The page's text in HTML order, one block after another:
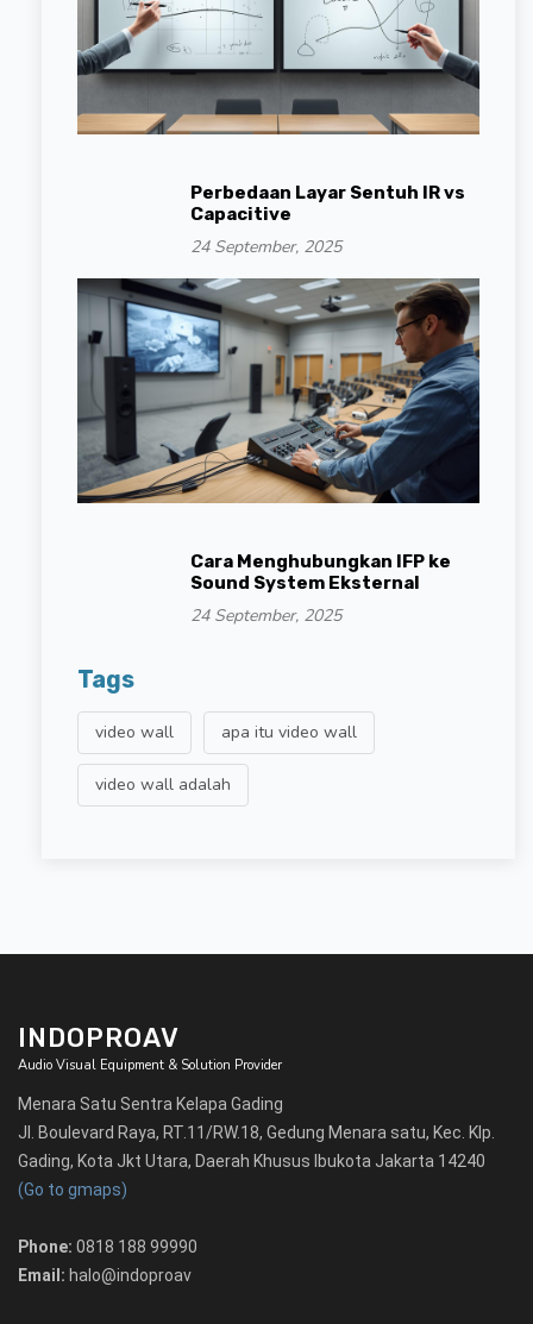
Perbedaan Layar Sentuh IR vs
Capacitive
24 September, 2025
Cara Menghubungkan IFP ke
Sound System Eksternal
24 September, 2025
Tags
video wall apa itu video wall
video wall adalah
INDOPROAV
Audio Visual Equipment & Solution Provider
Menara Satu Sentra Kelapa Gading
Jl. Boulevard Raya, RT.11/RW.18, Gedung Menara satu, Kec. Klp.
Gading, Kota Jkt Utara, Daerah Khusus Ibukota Jakarta 14240
(Go to gmaps)
Phone: 0818 188 99990
Email: halo@indoproav